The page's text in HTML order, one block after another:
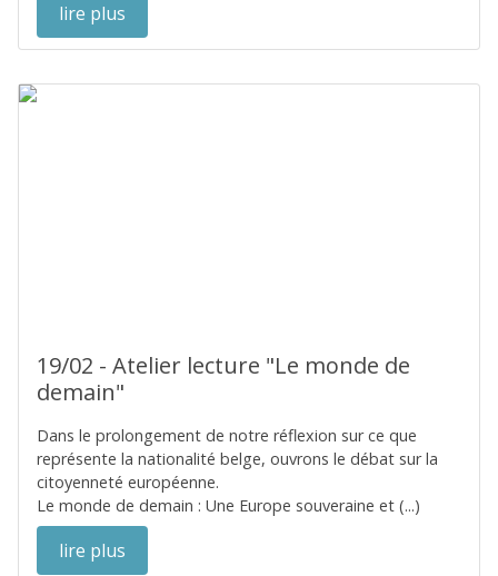
lire plus
19/02 - Atelier lecture "Le monde de
demain"
Dans le prolongement de notre réflexion sur ce que
représente la nationalité belge, ouvrons le débat sur la
citoyenneté européenne.
Le monde de demain : Une Europe souveraine et (...)
lire plus